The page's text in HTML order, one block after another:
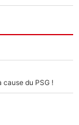
cause du PSG !